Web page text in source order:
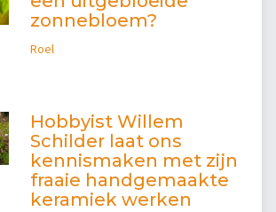
zonnebloem?
Roel
Hobbyist Willem
Schilder laat ons
kennismaken met zijn
fraaie handgemaakte
keramiek werken